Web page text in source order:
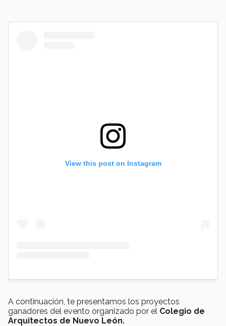
View this post on Instagram
A continuación, te presentamos los proyectos
ganadores del evento organizado por el Colegio de
Arquitectos de Nuevo León.